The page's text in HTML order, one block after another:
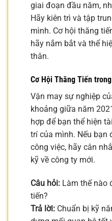
giai đoạn đầu năm,
Hãy kiên trì và tập
mình. Cơ hội thăng
hãy nắm bắt và thể
thân.
Cơ Hội Thăng Tiến
Vận may sự nghiệp
khoảng giữa năm
hợp để bạn thể hiện
trí của mình. Nếu bạn
công việc, hãy cân
kỹ về công ty mới.
Câu hỏi: Làm thế nào
tiến?
Trả lời: Chuẩn bị kỹ